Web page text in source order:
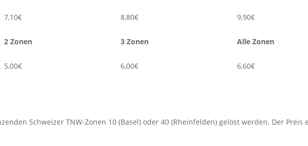
7,10€ 8,80€ 9,90€
2 Zonen
5,00€
3 Zonen
6,00€
Alle Zonen
6,60€
Schweizer TNW-Zonen 10 (Basel) oder 40 (Rheinfelden) gelöst werden. Der Preis